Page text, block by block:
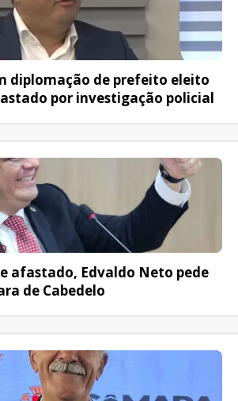
diplomação de prefeito eleito
por investigação policial
afastado, Edvaldo Neto pede
de Cabedelo